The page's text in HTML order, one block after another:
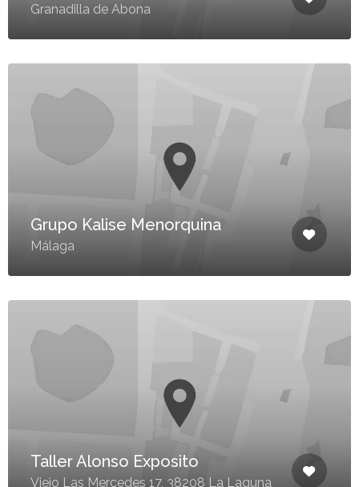
Granadilla de Abona
Grupo Kalise Menorquina
Málaga
Taller Alonso Exposito
Viejo Las Mercedes 17, 38208 La Laguna